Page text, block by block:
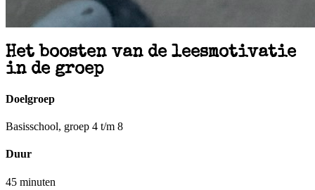
Het boosten van de leesmotivatie
in de groep
Doelgroep
Basisschool, groep 4 t/m 8
Duur
45 minuten